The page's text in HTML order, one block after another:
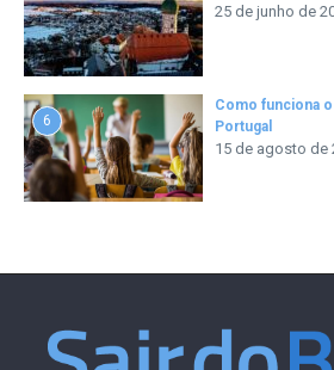
25 de junho de
6
Como funciona
Portugal
15 de agosto de